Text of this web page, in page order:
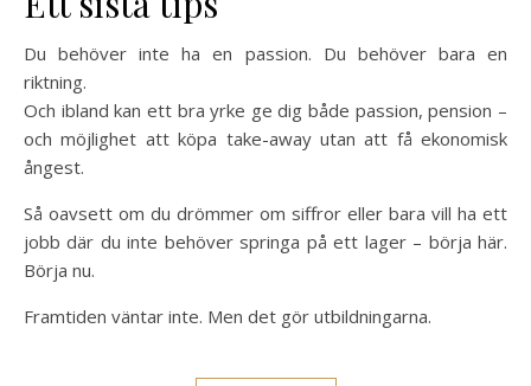
Du behöver inte ha en passion. Du behöver bara en
riktning.
Och ibland kan ett bra yrke ge dig både passion, pension –
och möjlighet att köpa take-away utan att få ekonomisk
ångest.
Så oavsett om du drömmer om siffror eller bara vill ha ett
jobb där du inte behöver springa på ett lager – börja här.
Börja nu.
Framtiden väntar inte. Men det gör utbildningarna.